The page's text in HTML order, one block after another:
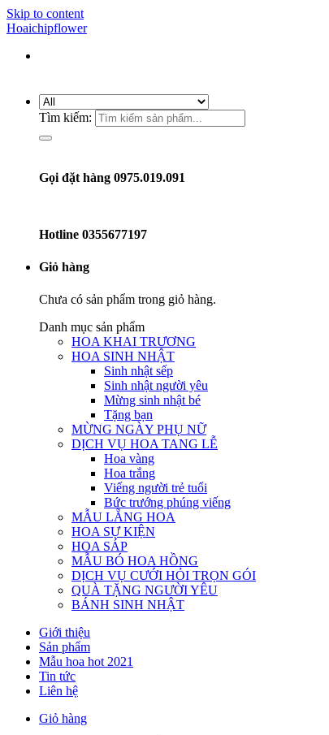
Skip to content
Hoaichipflower
Tìm kiếm:
Gọi đặt hàng 0975.019.091
Hotline 0355677197
Giỏ hàng
Chưa có sản phẩm trong giỏ hàng.
Danh mục sản phẩm
HOA KHAI TRƯƠNG
HOA SINH NHẬT
Sinh nhật sếp
Sinh nhật người yêu
Mừng sinh nhật bé
Tặng bạn
MỪNG NGÀY PHỤ NỮ
DỊCH VỤ HOA TANG LỄ
Hoa vàng
Hoa trắng
Viếng người trẻ tuổi
Bức trướng phúng viếng
MẪU LẴNG HOA
HOA SỰ KIỆN
HOA SÁP
MẪU BÓ HOA HỒNG
DỊCH VỤ CƯỚI HỎI TRỌN GÓI
QUÀ TẶNG NGƯỜI YÊU
BÁNH SINH NHẬT
Giới thiệu
Sản phẩm
Mẫu hoa hot 2021
Tin tức
Liên hệ
Giỏ hàng